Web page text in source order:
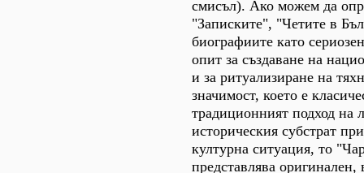
смисъл). Ако можем да
"Записките", "Четите в
биографиите като
опит за създаване на
и за ритуализиране на
значимост, което е
традиционният подход на
историческия субстрат
културна ситуация, то
представлява оригинален,